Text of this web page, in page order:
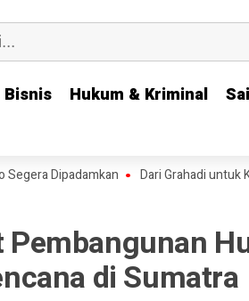
Bisnis Hukum & Kriminal
Bisnis Hukum & Kriminal
Dipadamkan Dari Grahadi untuk
di Sumatra